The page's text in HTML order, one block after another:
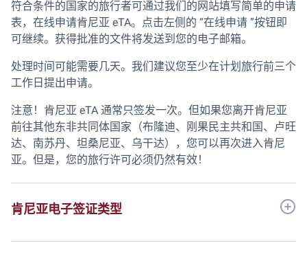
符合条件的国家的旅行者可通过我们的网站填写简单的申请
表，在线申请肯尼亚 eTA。点击左侧的 “在线申请 ”按钮即
可继续。获得批准的文件将发送到您的电子邮箱。
处理时间可能需要几天。我们建议您至少在计划旅行前三个
工作日提出申请。
注意！肯尼亚 eTA 通常只签发一次。但如果您离开肯尼亚
前往其他东非共同体国家（布隆迪、刚果民主共和国、卢旺
达、南苏丹、坦桑尼亚、乌干达），您可以再次进入肯尼
亚。但是，您的旅行许可必须仍然有效！
肯尼亚电子签证类型